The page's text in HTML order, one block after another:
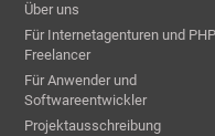
Über uns
Für Internetagenturen und
Freelancer
Für Anwender und
Softwareentwickler
Projektausschreibung